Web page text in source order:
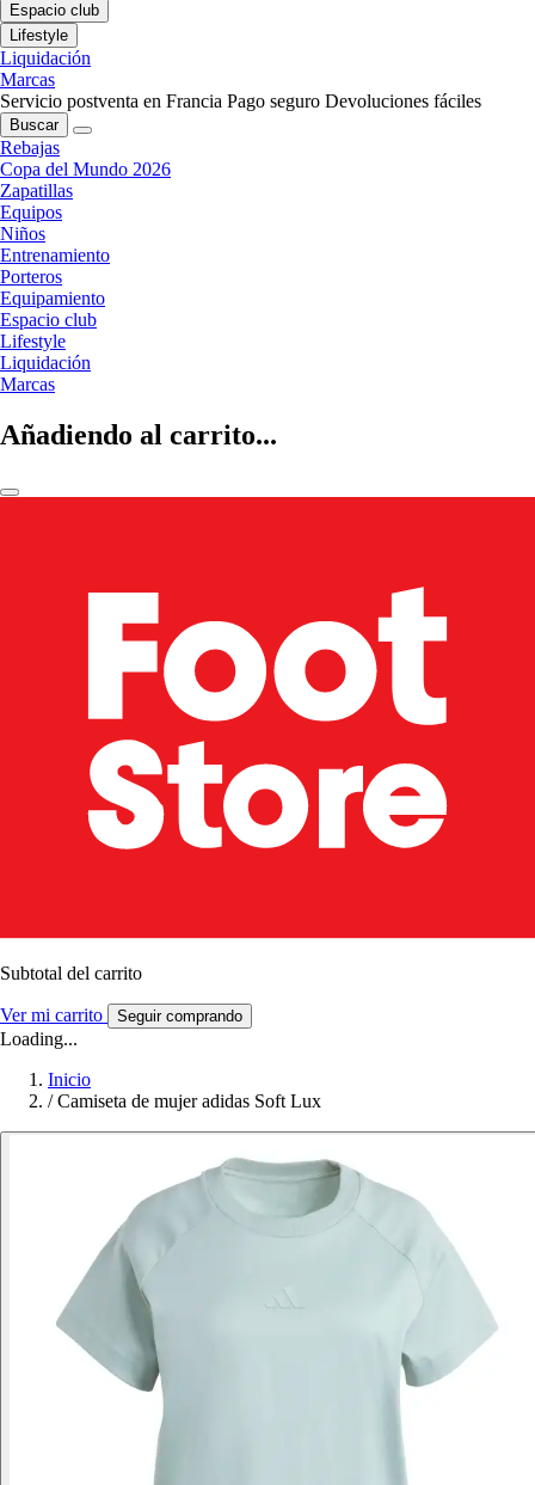
Espacio club
Lifestyle
Liquidación
Marcas
Servicio postventa en Francia Pago seguro Devoluciones fáciles
Buscar
Rebajas
Copa del Mundo 2026
Zapatillas
Equipos
Niños
Entrenamiento
Porteros
Equipamiento
Espacio club
Lifestyle
Liquidación
Marcas
Añadiendo al carrito...
Subtotal del carrito
Ver mi carrito Seguir comprando
Loading...
Inicio
/ Camiseta de mujer adidas Soft Lux